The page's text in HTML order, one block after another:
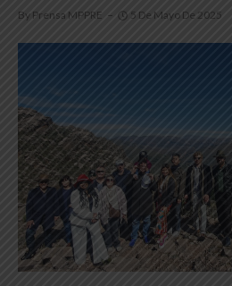
By Prensa MPPRE 5 De Mayo De 2025